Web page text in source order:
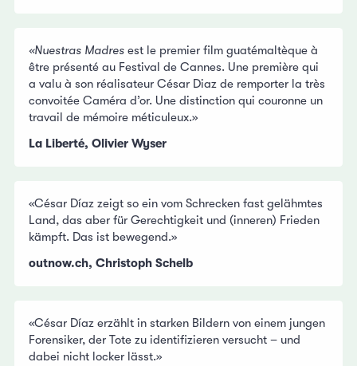
«Nuestras Madres est le premier film guatémaltèque à
être présenté au Festival de Cannes. Une première qui
a valu à son réalisateur César Diaz de remporter la très
convoitée Caméra d’or. Une distinction qui couronne un
travail de mémoire méticuleux.»
La Liberté, Olivier Wyser
«César Díaz zeigt so ein vom Schrecken fast gelähmtes
Land, das aber für Gerechtigkeit und (inneren) Frieden
kämpft. Das ist bewegend.»
outnow.ch, Christoph Schelb
«César Díaz erzählt in starken Bildern von einem jungen
Forensiker, der Tote zu identifizieren versucht – und
dabei nicht locker lässt.»